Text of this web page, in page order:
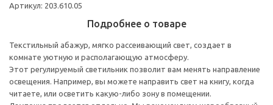
Артикул: 203.610.05
Подробнее о товаре
Текстильный абажур, мягко рассеивающий свет, создает в
комнате уютную и располагающую атмосферу.
Этот регулируемый светильник позволит вам менять направление
освещения. Например, вы можете направить свет на книгу, когда
читаете, или осветить какую-либо зону в помещении.